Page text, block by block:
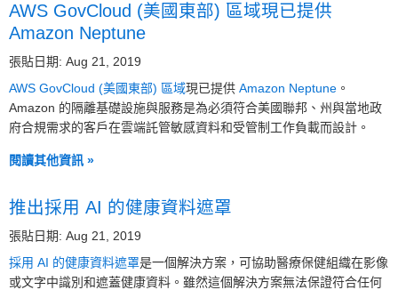
AWS GovCloud (美國東部) 區域現已提供
Amazon Neptune
張貼日期: Aug 21, 2019
AWS GovCloud (美國東部) 區域現已提供 Amazon Neptune 。
Amazon 的隔離基礎設施與服務是為必須符合美國聯邦、州與當地政
府合規需求的客戶在雲端託管敏感資料和受管制工作負載而設計。
閱讀其他資訊 »
推出採用 AI 的健康資料遮罩
張貼日期: Aug 21, 2019
採用 AI 的健康資料遮罩是一個解決方案，可協助醫療保健組織在影像
或文字中識別和遮蓋健康資料。雖然這個解決方案無法保證符合任何